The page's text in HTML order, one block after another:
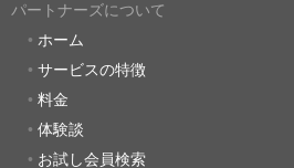
パートナーズについて
ホーム
サービスの特徴
料金
体験談
お試し会員検索